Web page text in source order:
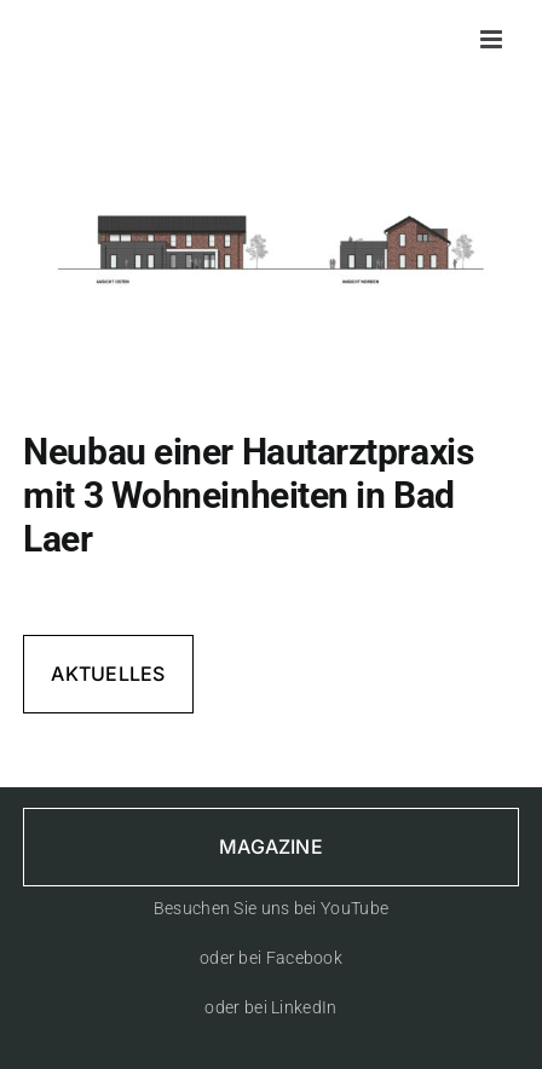
Neubau einer Hautarztpraxis
mit 3 Wohneinheiten in Bad
Laer
AKTUELLES
MAGAZINE
Besuchen Sie uns bei YouTube
oder bei Facebook
oder bei LinkedIn